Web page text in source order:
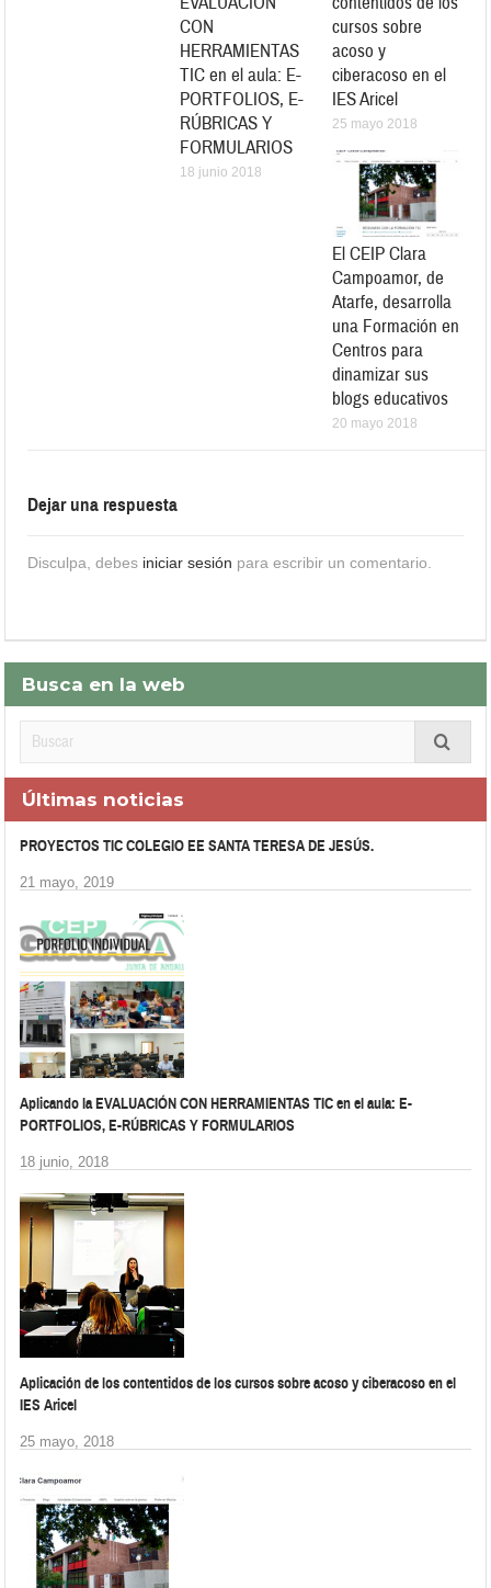
CON
HERRAMIENTAS
TIC en el aula: E-
PORTFOLIOS, E-
RÚBRICAS Y
FORMULARIOS
18 junio 2018
cursos sobre
acoso y
ciberacoso en el
IES Aricel
25 mayo 2018
El CEIP Clara
Campoamor, de
Atarfe, desarrolla
una Formación en
Centros para
dinamizar sus
blogs educativos
20 mayo 2018
Dejar una respuesta
Disculpa, debes iniciar sesión para escribir un comentario.
Busca en la web
Últimas noticias
PROYECTOS TIC COLEGIO EE SANTA TERESA DE JESÚS.
21 mayo, 2019
Aplicando la EVALUACIÓN CON HERRAMIENTAS TIC en el aula: E-
PORTFOLIOS, E-RÚBRICAS Y FORMULARIOS
18 junio, 2018
Aplicación de los contentidos de los cursos sobre acoso y ciberacoso en el
IES Aricel
25 mayo, 2018